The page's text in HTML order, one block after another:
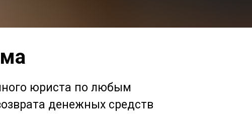
юриста по любым
денежных средств